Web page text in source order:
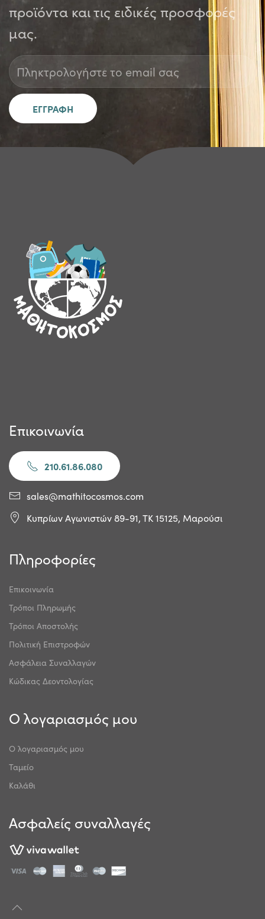
προϊόντα και τις ειδικές προσφορές
μας.
Επικοινωνία
210.61.86.080
sales@mathitocosmos.com
Κυπρίων Αγωνιστών 89-91, ΤΚ 15125, Μαρούσι
Πληροφορίες
Επικοινωνία
Τρόποι Πληρωμής
Τρόποι Αποστολής
Πολιτική Επιστροφών
Ασφάλεια Συναλλαγών
Κώδικας Δεοντολογίας
Ο λογαριασμός μου
Ο λογαριασμός μου
Ταμείο
Καλάθι
Ασφαλείς συναλλαγές